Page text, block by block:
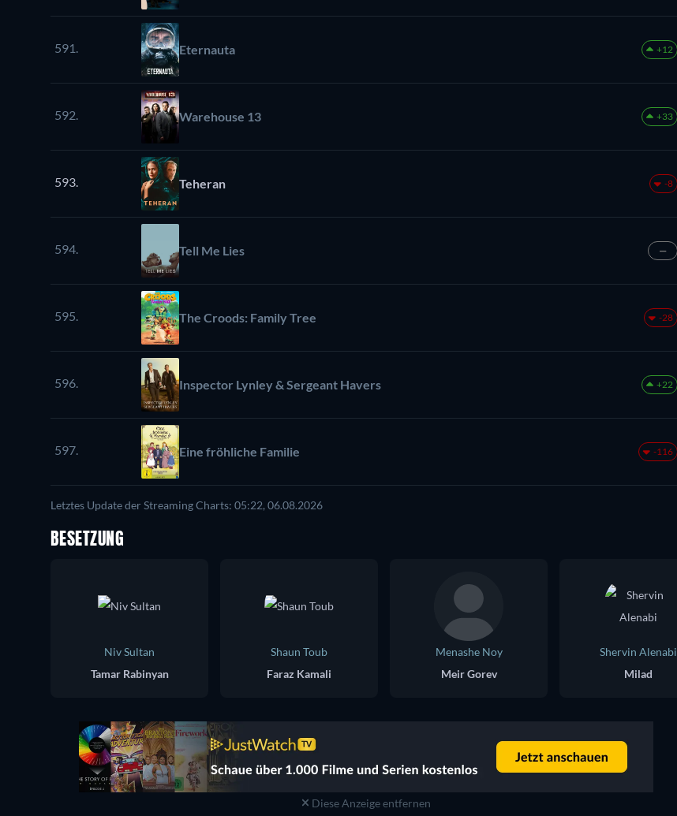
591. Eternauta +12
592. Warehouse 13 +33
593. Teheran -8
594. Tell Me Lies —
595. The Croods: Family Tree -28
596. Inspector Lynley & Sergeant Havers +22
597. Eine fröhliche Familie -116
Letztes Update der Streaming Charts: 05:22, 06.08.2026
BESETZUNG
Niv Sultan
Tamar Rabinyan
Shaun Toub
Faraz Kamali
Menashe Noy
Meir Gorev
Shervin Alenabi
Milad
Diese Anzeige entfernen